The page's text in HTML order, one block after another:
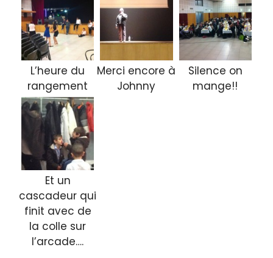
L’heure du
rangement
Merci encore à
Johnny
Silence on
mange!!
Et un
cascadeur qui
finit avec de
la colle sur
l’arcade….